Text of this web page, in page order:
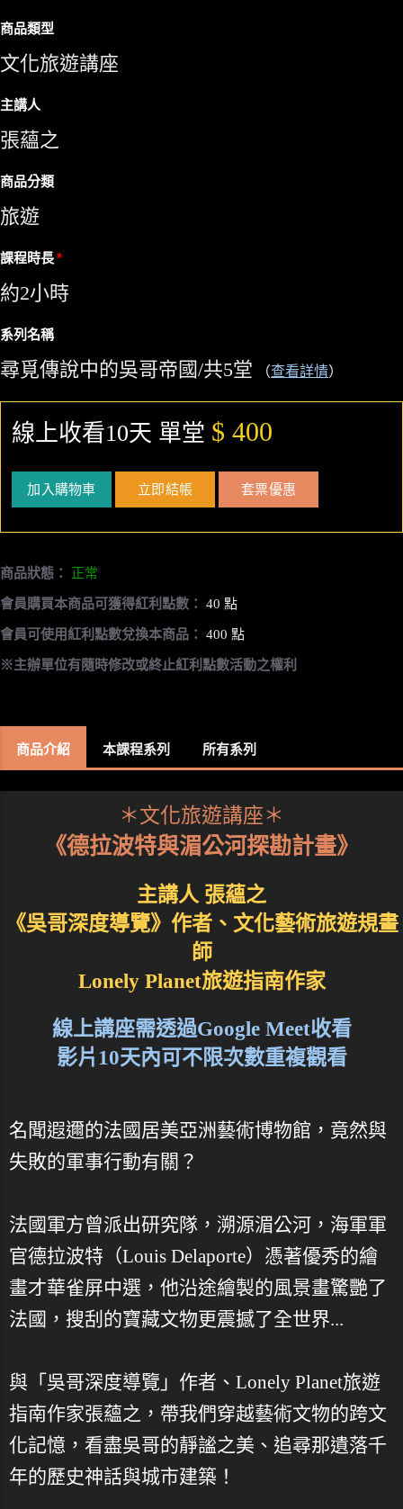
商品類型
文化旅遊講座
主講人
張蘊之
商品分類
旅遊
課程時長
約2小時
系列名稱
尋覓傳說中的吳哥帝國/共5堂 （查看詳情）
線上收看10天 單堂 $ 400
加入購物車 立即結帳 套票優惠
商品狀態： 正常
會員購買本商品可獲得紅利點數： 40 點
會員可使用紅利點數兌換本商品： 400 點
※主辦單位有隨時修改或終止紅利點數活動之權利
商品介紹 本課程系列 所有系列
＊文化旅遊講座＊
《德拉波特與湄公河探勘計畫》
主講人 張蘊之
《吳哥深度導覽》作者、文化藝術旅遊規畫
師
Lonely Planet旅遊指南作家
線上講座需透過Google Meet收看
影片10天內可不限次數重複觀看
名聞遐邇的法國居美亞洲藝術博物館，竟然與
失敗的軍事行動有關？
法國軍方曾派出研究隊，溯源湄公河，海軍軍
官德拉波特（Louis Delaporte）憑著優秀的繪
畫才華雀屏中選，他沿途繪製的風景畫驚艷了
法國，搜刮的寶藏文物更震撼了全世界...
與「吳哥深度導覽」作者、Lonely Planet旅遊
指南作家張蘊之，帶我們穿越藝術文物的跨文
化記憶，看盡吳哥的靜謐之美、追尋那遺落千
年的歷史神話與城市建築！